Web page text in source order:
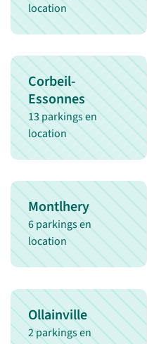
location
Corbeil-
Essonnes
13 parkings en
location
Montlhery
6 parkings en
location
Ollainville
2 parkings en